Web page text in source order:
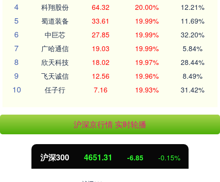
4 科翔股份 64.32 20.00% 12.21%
5 蜀道装备 33.61 19.99% 11.69%
6 中巨芯 27.85 19.99% 32.20%
7 广哈通信 19.03 19.99% 5.84%
8 欣天科技 18.02 19.97% 28.44%
9 飞天诚信 12.56 19.96% 8.49%
10 任子行 7.16 19.93% 31.42%
沪深京行情 实时轮播
沪深300 4651.31 -6.85 -0.15%